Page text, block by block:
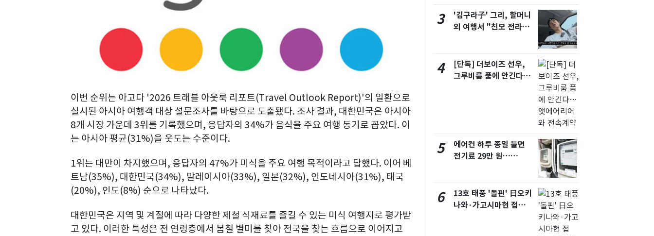
이번 순위는 아고다 '2026 트래블 아웃룩 리포트(Travel Outlook Report)'의 일환으로
실시된 아시아 여행객 대상 설문조사를 바탕으로 도출됐다. 조사 결과, 대한민국은 아시아
8개 시장 가운데 3위를 기록했으며, 응답자의 34%가 음식을 주요 여행 동기로 꼽았다. 이
는 아시아 평균(31%)을 웃도는 수준이다.
1위는 대만이 차지했으며, 응답자의 47%가 미식을 주요 여행 목적이라고 답했다. 이어 베
트남(35%), 대한민국(34%), 말레이시아(33%), 일본(32%), 인도네시아(31%), 태국
(20%), 인도(8%) 순으로 나타났다.
대한민국은 지역 및 계절에 따라 다양한 제철 식재료를 즐길 수 있는 미식 여행지로 평가받
고 있다. 이러한 특성은 전 연령층에서 봄철 별미를 찾아 전국을 찾는 흐름으로 이어지고
3
'김구라子' 그리, 할머니
외 여행서 "친모 전라도
4
[단독] 더보이즈 선우,
그루비룸 품에 안긴다…
5
에어컨 하루 종일 틀면
전기료 29만 원…
6
13호 태풍 '돌핀' 日오키
나와·가고시마현 접